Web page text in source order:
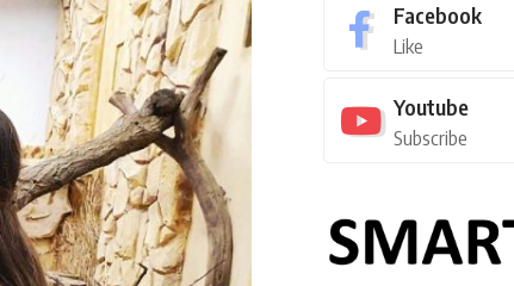
Facebook
Like
Youtube
Subscribe